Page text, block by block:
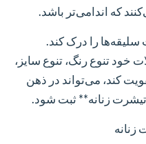
که اندامی‌تر باشد.
سلیقه‌ها را درک کند.
خود تنوع رنگ، تنوع سایز،
کند، می‌تواند در ذهن
زنانه** ثبت شود.
زنانه